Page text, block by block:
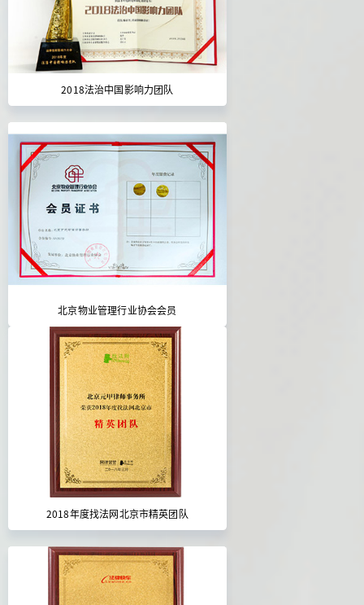
2018法治中国影响力团队
北京物业管理行业协会会员
2018年度找法网北京市精英团队